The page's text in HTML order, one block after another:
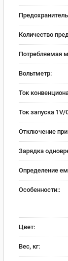
Количество
Потребляемая
Вольтметр:
Ток
Ток запуска 1V/
Отключение
Зарядка
Определение
Особенности::
Цвет:
Вес, кг: